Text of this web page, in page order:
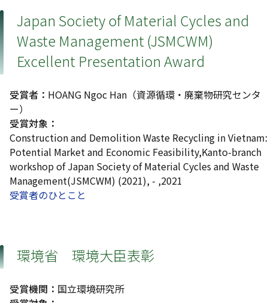
Japan Society of Material Cycles and
Waste Management (JSMCWM)
Excellent Presentation Award
受賞者： HOANG Ngoc Han（資源循環・廃棄物研究センタ
ー）
受賞対象：
Construction and Demolition Waste Recycling in Vietnam:
Potential Market and Economic Feasibility,Kanto-branch
workshop of Japan Society of Material Cycles and Waste
Management(JSMCWM) (2021), - ,2021
受賞者のひとこと
環境省 環境大臣表彰
受賞機関： 国立環境研究所